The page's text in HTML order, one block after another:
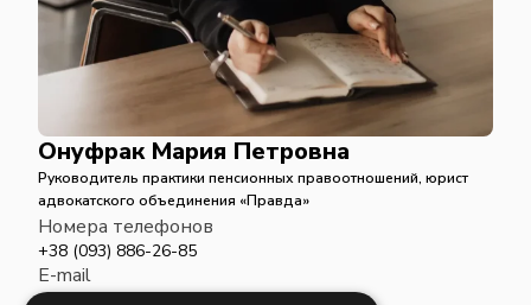
Онуфрак Мария Петровна
Руководитель практики пенсионных правоотношений, юрист
адвокатского объединения «Правда»
Номера телефонов
+38 (093) 886-26-85
E-mail
advcomppravda@gmail.com